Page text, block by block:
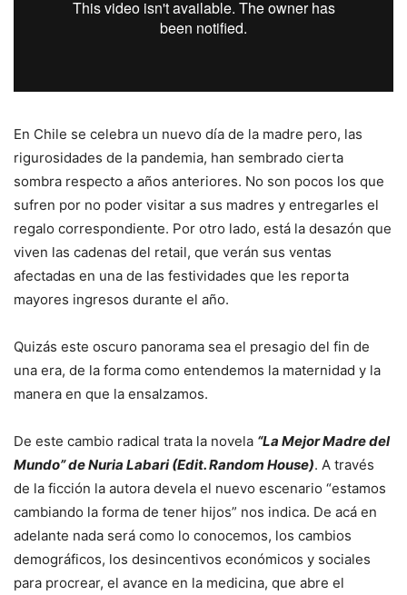
En Chile se celebra un nuevo día de la madre pero, las
rigurosidades de la pandemia, han sembrado cierta
sombra respecto a años anteriores. No son pocos los que
sufren por no poder visitar a sus madres y entregarles el
regalo correspondiente. Por otro lado, está la desazón que
viven las cadenas del retail, que verán sus ventas
afectadas en una de las festividades que les reporta
mayores ingresos durante el año.
Quizás este oscuro panorama sea el presagio del fin de
una era, de la forma como entendemos la maternidad y la
manera en que la ensalzamos.
De este cambio radical trata la novela “La Mejor Madre del
Mundo” de Nuria Labari (Edit. Random House). A través
de la ficción la autora devela el nuevo escenario “estamos
cambiando la forma de tener hijos” nos indica. De acá en
adelante nada será como lo conocemos, los cambios
demográficos, los desincentivos económicos y sociales
para procrear, el avance en la medicina, que abre el